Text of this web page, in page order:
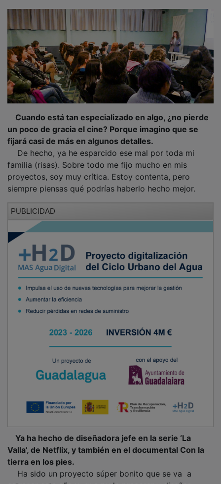
un poco de gracia el cine? Porque imagino que se
fijará casi de más en algunos detalles.
De hecho, ya he esparcido ese mal por toda mi
familia (risas). Sobre todo me fijo mucho en mis
proyectos, soy muy crítica. Estoy contenta, pero
siempre piensas qué podrías haberlo hecho mejor.
Valla’, de Netflix, y también en el documental Con la
tierra en los pies.
Ha sido un proyecto súper bonito que se va a
estrenar este año y que pude preparar y diseñar